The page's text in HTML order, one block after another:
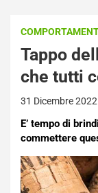
Tappo
che tutti
31 Dicembre 2022
E’ tempo di
commettere